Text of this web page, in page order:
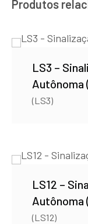
Produtos
LS3 –
Autônoma
(LS3)
LS12 –
Autônoma
(LS12)